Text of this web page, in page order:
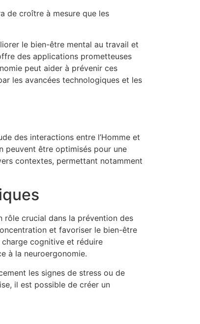
de croître à mesure que les
le bien-être mental au travail et
des applications prometteuses
peut aider à prévenir ces
les avancées technologiques et les
des interactions entre l’Homme et
peuvent être optimisés pour une
contextes, permettant notamment
rôle crucial dans la prévention des
et favoriser le bien-être
charge cognitive et réduire
à la neuroergonomie.
les signes de stress ou de
il est possible de créer un